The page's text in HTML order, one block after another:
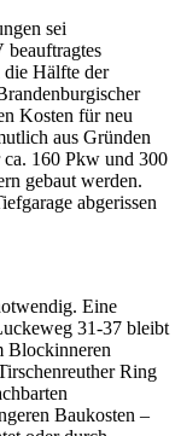
sei
die Hälfte der
Kosten für neu
aus Gründen
ca. 160 Pkw und 300
gebaut werden.
abgerissen
Eine
31-37 bleibt
Blockinneren
Ring
Baukosten –